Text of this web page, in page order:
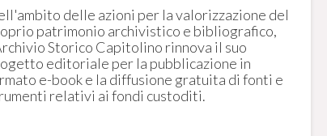
delle azioni per la valorizzazione del
patrimonio archivistico e bibliografico,
Storico Capitolino rinnova il suo
editoriale per la pubblicazione in
e-book e la diffusione gratuita di fonti e
relativi ai fondi custoditi.